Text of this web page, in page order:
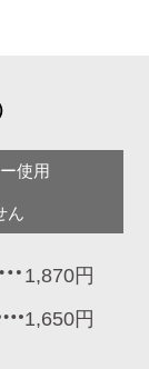
使用
ん
1,870円
1,650円